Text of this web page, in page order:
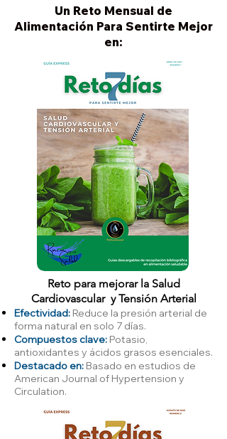
Un Reto Mensual de
Alimentación Para Sentirte Mejor
en:
Reto para mejorar la Salud
Cardiovascular y Tensión Arterial
Efectividad: Reduce la presión arterial de
forma natural en solo 7 días.
Compuestos clave: Potasio,
antioxidantes y ácidos grasos esenciales.
Destacado en: Basado en estudios de
American Journal of Hypertension y
Circulation.